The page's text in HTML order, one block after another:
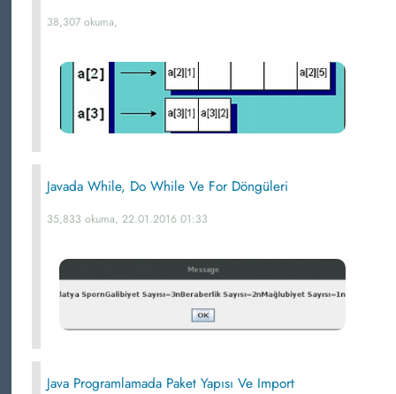
38,307 okuma,
Javada While, Do While Ve For Döngüleri
35,833 okuma, 22.01.2016 01:33
Java Programlamada Paket Yapısı Ve Import